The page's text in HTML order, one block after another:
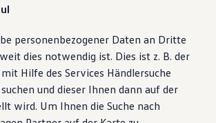
personenbezogener Daten an Dritte
dies notwendig ist. Dies ist z. B. der
Hilfe des Services Händlersuche
und dieser Ihnen dann auf der
wird. Um Ihnen die Suche nach